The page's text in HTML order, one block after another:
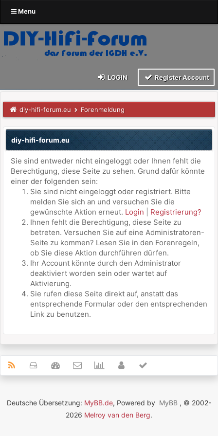
Menu
LOGIN Register Account
diy-hifi-forum.eu Forenmeldung
diy-hifi-forum.eu
Sie sind entweder nicht eingeloggt oder Ihnen fehlt die
Berechtigung, diese Seite zu sehen. Grund dafür könnte
einer der folgenden sein:
Sie sind nicht eingeloggt oder registriert. Bitte
melden Sie sich an und versuchen Sie die
gewünschte Aktion erneut. Login
Registrierung?
Ihnen fehlt die Berechtigung, diese Seite zu
betreten. Versuchen Sie auf eine Administratoren-
Seite zu kommen? Lesen Sie in den Forenregeln,
ob Sie diese Aktion durchführen dürfen.
Ihr Account könnte durch den Administrator
deaktiviert worden sein oder wartet auf
Aktivierung.
Sie rufen diese Seite direkt auf, anstatt das
entsprechende Formular oder den entsprechenden
Link zu benutzen.
Deutsche Übersetzung: MyBB.de, Powered by MyBB , © 2002-
2026 Melroy van den Berg.